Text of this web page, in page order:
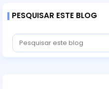
PESQUISAR ESTE BLOG